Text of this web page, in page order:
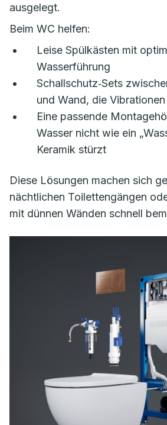
ausgelegt.
Beim WC helfen:
Leise Spülkästen mit
Wasserführung
Schallschutz‑Sets
und Wand, die
Eine passende
Wasser nicht wie ein
Keramik stürzt
Diese Lösungen machen sich
nächtlichen Toilettengängen
mit dünnen Wänden schnell